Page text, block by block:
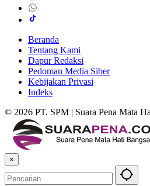
Beranda
Tentang Kami
Dapur Redaksi
Pedoman Media Siber
Kebijakan Privasi
Indeks
© 2026 PT. SPM | Suara Pena Mata
×